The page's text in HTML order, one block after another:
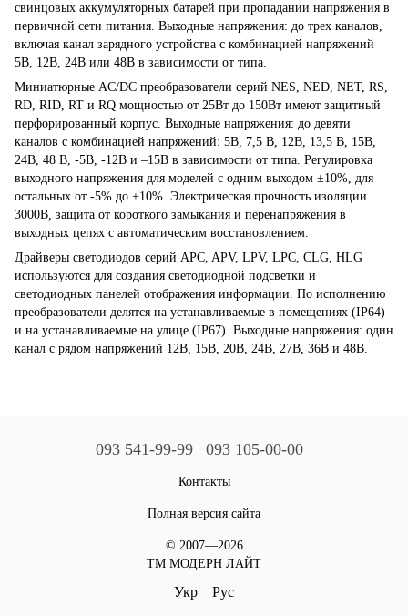
свинцовых аккумуляторных батарей при пропадании напряжения в
первичной сети питания. Выходные напряжения: до трех каналов,
включая канал зарядного устройства с комбинацией напряжений
5В, 12В, 24В или 48В в зависимости от типа.
Миниатюрные AC/DC преобразователи серий NES, NED, NET, RS,
RD, RID, RT и RQ мощностью от 25Вт до 150Вт имеют защитный
перфорированный корпус. Выходные напряжения: до девяти
каналов с комбинацией напряжений: 5В, 7,5 В, 12В, 13,5 В, 15В,
24В, 48 В, -5В, -12В и –15В в зависимости от типа. Регулировка
выходного напряжения для моделей с одним выходом ±10%, для
остальных от -5% до +10%. Электрическая прочность изоляции
3000В, защита от короткого замыкания и перенапряжения в
выходных цепях с автоматическим восстановлением.
Драйверы светодиодов серий APC, APV, LPV, LPC, CLG, HLG
используются для создания светодиодной подсветки и
светодиодных панелей отображения информации. По исполнению
преобразователи делятся на устанавливаемые в помещениях (IP64)
и на устанавливаемые на улице (IP67). Выходные напряжения: один
канал с рядом напряжений 12В, 15В, 20В, 24В, 27В, 36В и 48В.
093 541-99-99 093 105-00-00
Контакты
Полная версия сайта
© 2007—2026
ТМ МОДЕРН ЛАЙТ
Укр Рус